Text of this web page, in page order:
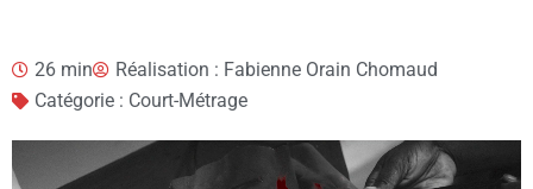
26 min
Réalisation : Fabienne Orain Chomaud
Catégorie : Court-Métrage